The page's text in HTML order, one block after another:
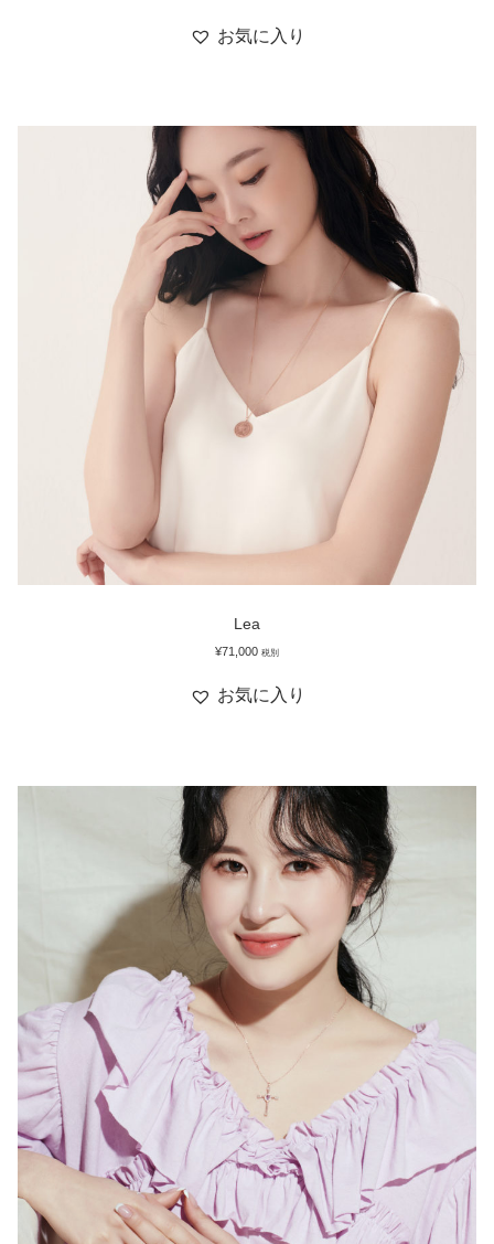
お気に入り
Lea
¥71,000 税別
お気に入り